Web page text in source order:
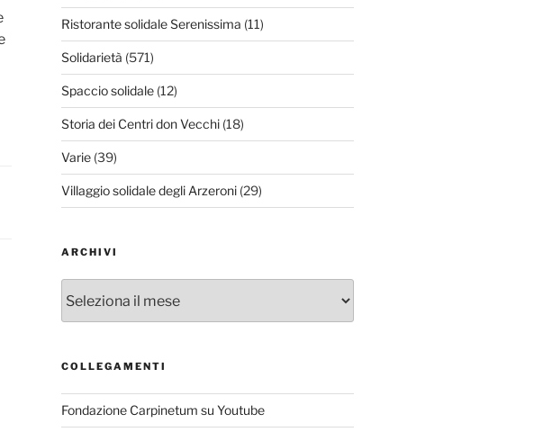
Ristorante solidale Serenissima (11)
Solidarietà (571)
Spaccio solidale(12)
Storia dei Centri don Vecchi(18)
Varie(39)
Villaggio solidale degli Arzeroni(29)
ARCHIVI
COLLEGAMENTI
Fondazione Carpinetum su Youtube